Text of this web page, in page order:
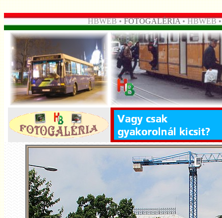
HBWEB •FOTOGALÉRIA• HBWEB